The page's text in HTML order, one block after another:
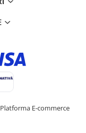
Platforma E-commerce